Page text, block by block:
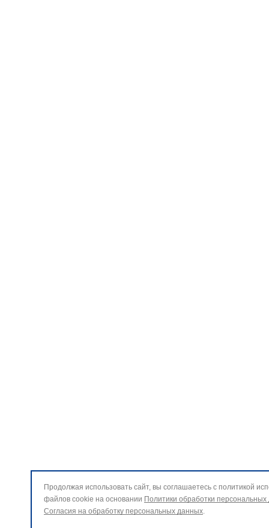
Продолжая использовать сайт, вы соглашаетесь с политикой
файлов cookie на основании Политики обработки
Согласия на обработку персональных данных.